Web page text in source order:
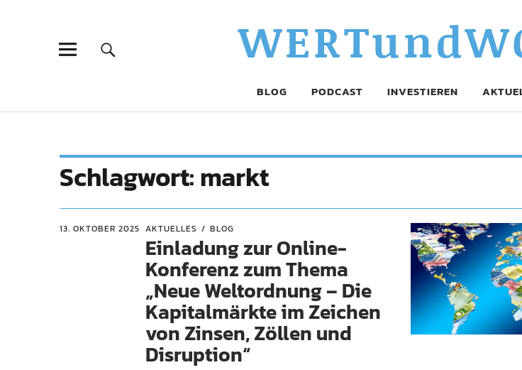
BLOG PODCAST INVESTIEREN
Schlagwort:markt
13. OKTOBER 2025 AKTUELLES BLOG
Einladung zur Online-
Konferenz zum Thema
„Neue Weltordnung – Die
Kapitalmärkte im Zeichen
von Zinsen, Zöllen und
Disruption“